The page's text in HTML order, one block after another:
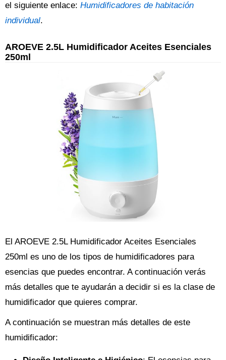
el siguiente enlace: Humidificadores de habitación
individual.
AROEVE 2.5L Humidificador Aceites Esenciales
250ml
El AROEVE 2.5L Humidificador Aceites Esenciales
250ml es uno de los tipos de humidificadores para
esencias que puedes encontrar. A continuación verás
más detalles que te ayudarán a decidir si es la clase de
humidificador que quieres comprar.
A continuación se muestran más detalles de este
humidificador: